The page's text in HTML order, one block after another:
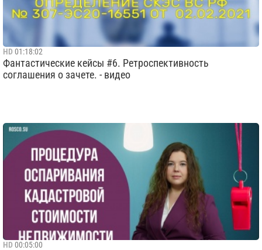
HD 01:18:02
Фантастические кейсы #6. Ретроспективность
соглашения о зачете. - видео
HD 00:05:00